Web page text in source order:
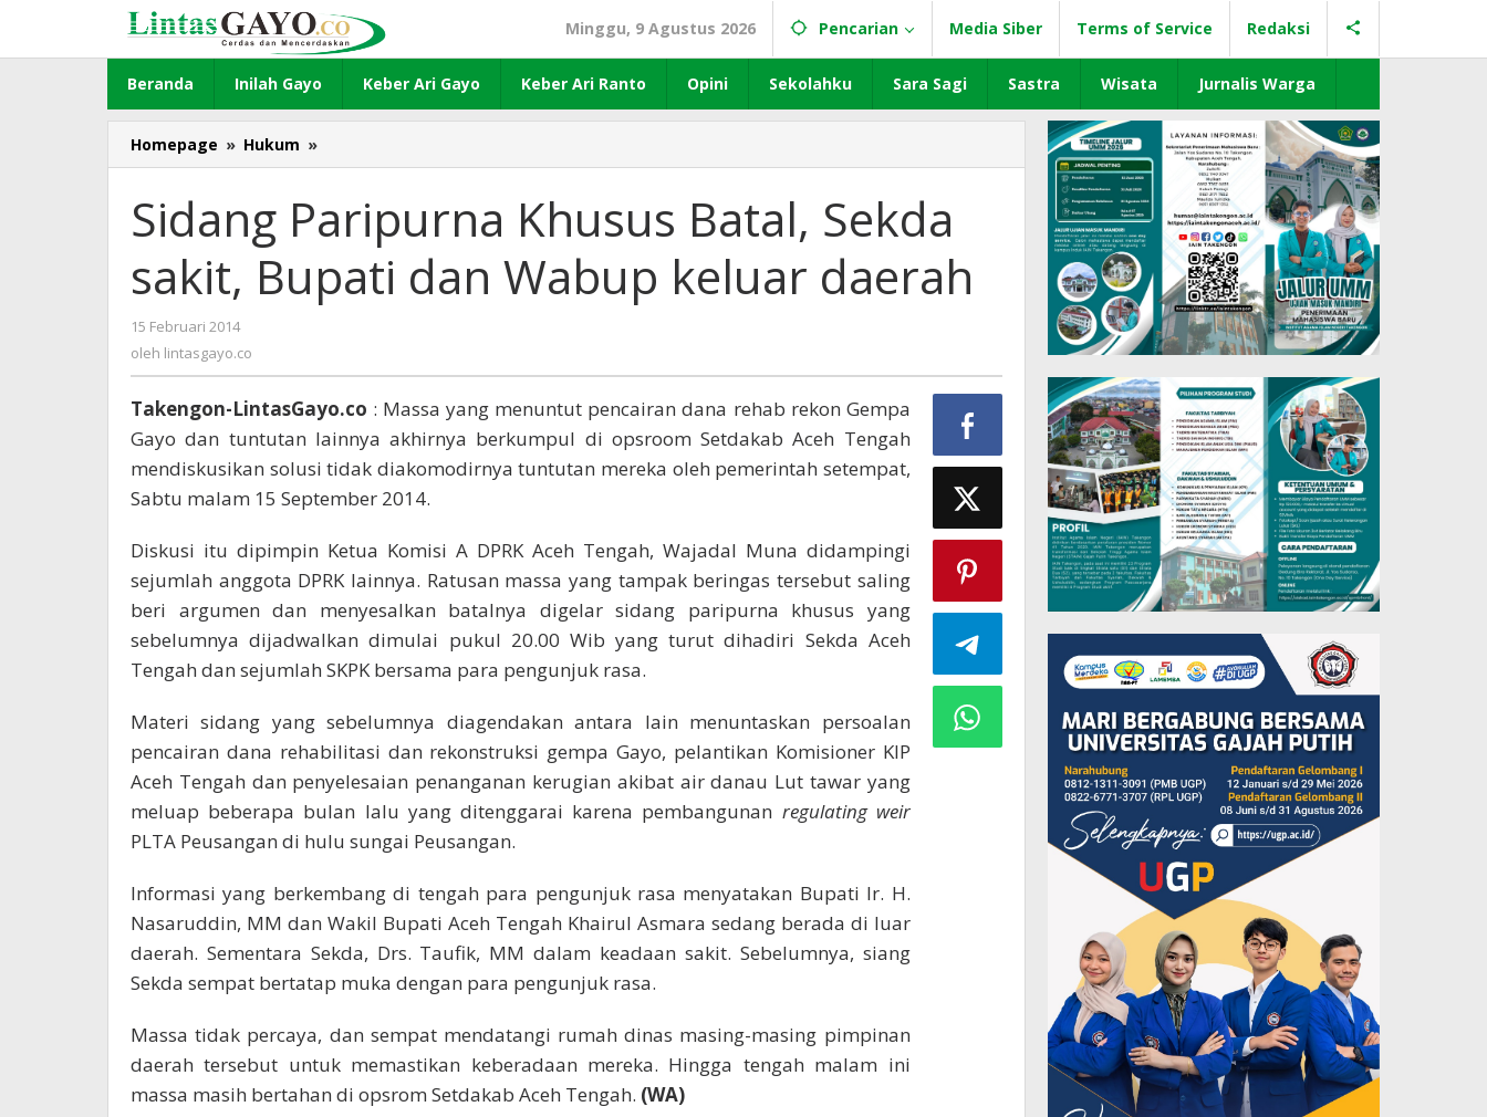
konten
Minggu, 9 Agustus 2026 Pencarian Media Siber Terms of Service Redaksi
Beranda Inilah Gayo Keber Ari Gayo Keber Ari Ranto Opini Sekolahku Sara Sagi Sastra Wisata Jurnalis Warga
Homepage » Hukum »
Paripurna
Batal,
Sekda
Bupati
dan
daerah
Sidang Paripurna Khusus Batal, Sekda
sakit, Bupati dan Wabup keluar daerah
15 Februari 2014
oleh lintasgayo.co
Takengon-LintasGayo.co : Massa yang menuntut pencairan dana rehab rekon Gempa
Gayo dan tuntutan lainnya akhirnya berkumpul di opsroom Setdakab Aceh Tengah
mendiskusikan solusi tidak diakomodirnya tuntutan mereka oleh pemerintah setempat,
Sabtu malam 15 September 2014.
Diskusi itu dipimpin Ketua Komisi A DPRK Aceh Tengah, Wajadal Muna didampingi
sejumlah anggota DPRK lainnya. Ratusan massa yang tampak beringas tersebut saling
beri argumen dan menyesalkan batalnya digelar sidang paripurna khusus yang
sebelumnya dijadwalkan dimulai pukul 20.00 Wib yang turut dihadiri Sekda Aceh
Tengah dan sejumlah SKPK bersama para pengunjuk rasa.
Materi sidang yang sebelumnya diagendakan antara lain menuntaskan persoalan
pencairan dana rehabilitasi dan rekonstruksi gempa Gayo, pelantikan Komisioner KIP
Aceh Tengah dan penyelesaian penanganan kerugian akibat air danau Lut tawar yang
meluap beberapa bulan lalu yang ditenggarai karena pembangunan regulating weir
PLTA Peusangan di hulu sungai Peusangan.
Informasi yang berkembang di tengah para pengunjuk rasa menyatakan Bupati Ir. H.
Nasaruddin, MM dan Wakil Bupati Aceh Tengah Khairul Asmara sedang berada di luar
daerah. Sementara Sekda, Drs. Taufik, MM dalam keadaan sakit. Sebelumnya, siang
Sekda sempat bertatap muka dengan para pengunjuk rasa.
Massa tidak percaya, dan sempat mendatangi rumah dinas masing-masing pimpinan
daerah tersebut untuk memastikan keberadaan mereka. Hingga tengah malam ini
massa masih bertahan di opsrom Setdakab Aceh Tengah. (WA)